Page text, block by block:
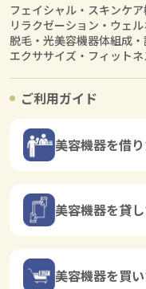
フェイシャル・スキンケ
リラクゼーション・ウェ
脱毛・光美容機器体組成
エクササイズ・フィット
ご利用ガイド
美容機器を借
美容機器を貸
美容機器を買